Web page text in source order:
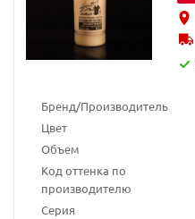
Бренд/Производитель
Цвет
Объем
Код оттенка по
производителю
Серия